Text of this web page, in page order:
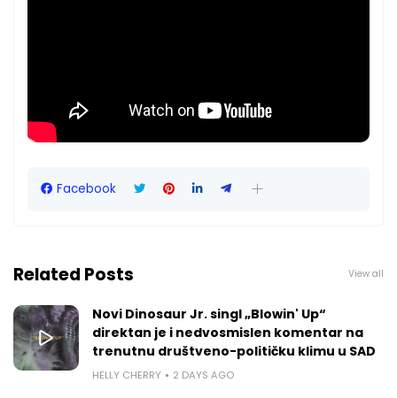
Facebook
Related Posts View all
Novi Dinosaur Jr. singl „Blowin' Up“
direktan je i nedvosmislen komentar na
trenutnu društveno-političku klimu u SAD
HELLY CHERRY 2 DAYS AGO